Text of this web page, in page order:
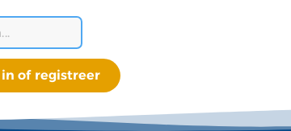
in of registreer